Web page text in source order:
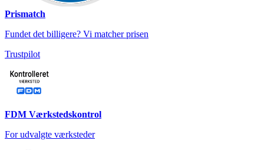
Prismatch
Fundet det billigere? Vi matcher prisen
Trustpilot
FDM Værkstedskontrol
For udvalgte værksteder